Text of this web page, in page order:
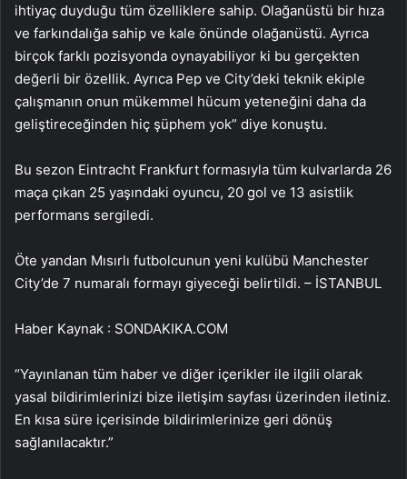
ihtiyaç duyduğu tüm özelliklere sahip. Olağanüstü bir hıza
ve farkındalığa sahip ve kale önünde olağanüstü. Ayrıca
birçok farklı pozisyonda oynayabiliyor ki bu gerçekten
değerli bir özellik. Ayrıca Pep ve City’deki teknik ekiple
çalışmanın onun mükemmel hücum yeteneğini daha da
geliştireceğinden hiç şüphem yok” diye konuştu.
Bu sezon Eintracht Frankfurt formasıyla tüm kulvarlarda 26
maça çıkan 25 yaşındaki oyuncu, 20 gol ve 13 asistlik
performans sergiledi.
Öte yandan Mısırlı futbolcunun yeni kulübü Manchester
City’de 7 numaralı formayı giyeceği belirtildi. – İSTANBUL
Haber Kaynak : SONDAKIKA.COM
“Yayınlanan tüm haber ve diğer içerikler ile ilgili olarak
yasal bildirimlerinizi bize iletişim sayfası üzerinden iletiniz.
En kısa süre içerisinde bildirimlerinize geri dönüş
sağlanılacaktır.”